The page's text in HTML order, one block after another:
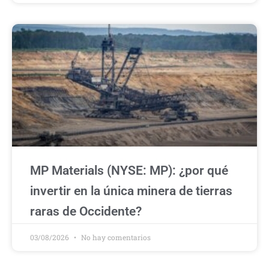
MP Materials (NYSE: MP): ¿por qué
invertir en la única minera de tierras
raras de Occidente?
03/08/2026 No hay comentarios